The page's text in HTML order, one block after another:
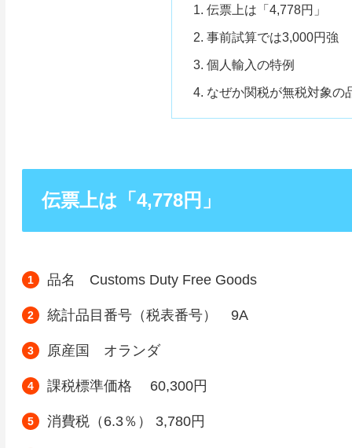
伝票上は「4,778円」
事前試算では3,000円強
個人輸入の特例
なぜか関税が無税対象の
伝票上は「4,778円」
品名 Customs Duty Free Goods
統計品目番号（税表番号） 9A
原産国 オランダ
課税標準価格 60,300円
消費税（6.3％） 3,780円